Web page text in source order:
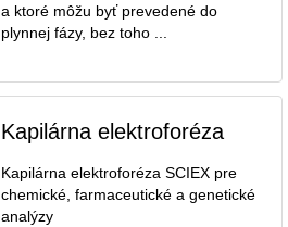
a ktoré môžu byť prevedené do
plynnej fázy, bez toho ...
Kapilárna elektroforéza
Kapilárna elektroforéza SCIEX pre
chemické, farmaceutické a genetické
analýzy